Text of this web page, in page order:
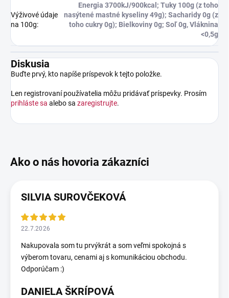
Výživové údaje
na 100g:
Energia 3700kJ/900kcal; Tuky 100g (z toho
nasýtené mastné kyseliny 49g); Sacharidy 0g (z
toho cukry 0g); Bielkoviny 0g; Soľ 0g, Vláknina
<0,5g
Diskusia
Buďte prvý, kto napíše príspevok k tejto položke.
Len registrovaní používatelia môžu pridávať príspevky. Prosím
prihláste sa alebo sa zaregistrujte.
SILVIA SUROVČEKOVÁ
22.7.2026
Nakupovala som tu prvýkrát a som veľmi spokojná s
výberom tovaru, cenami aj s komunikáciou obchodu.
Odporúčam :)
DANIELA ŠKRÍPOVÁ